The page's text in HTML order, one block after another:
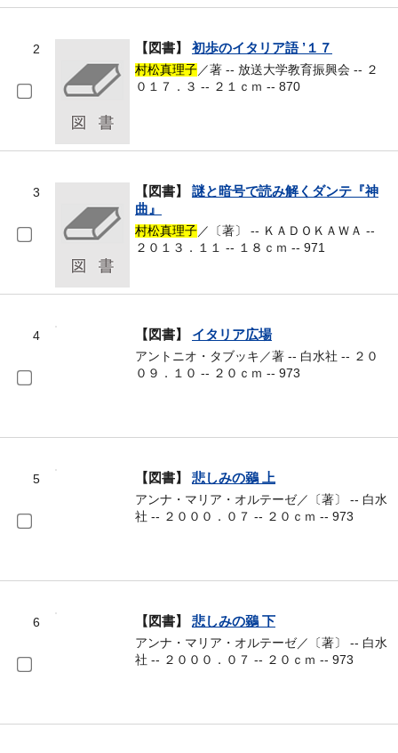
2 【図書】 初歩のイタリア語 ’１７
村松真理子／著 -- 放送大学教育振興会 -- ２
０１７．３ -- ２１ｃｍ -- 870
3 【図書】
謎と暗号で読み解くダンテ『神
曲』
村松真理子／〔著〕 -- ＫＡＤＯＫＡＷＡ --
２０１３．１１ -- １８ｃｍ -- 971
4 【図書】 イタリア広場
アントニオ・タブッキ／著 -- 白水社 -- ２０
０９．１０ -- ２０ｃｍ -- 973
5 【図書】 悲しみの鶸 上
アンナ・マリア・オルテーゼ／〔著〕 -- 白水
社 -- ２０００．０７ -- ２０ｃｍ -- 973
6 【図書】 悲しみの鶸 下
アンナ・マリア・オルテーゼ／〔著〕 -- 白水
社 -- ２０００．０７ -- ２０ｃｍ -- 973